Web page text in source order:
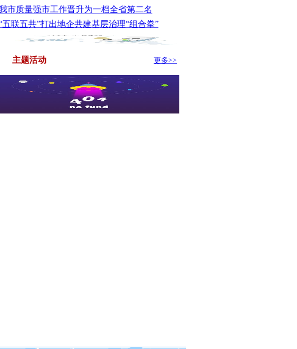
市质量强市工作晋升为一档全省第二名
五联五共”打出地企共建基层治理“组合拳”
主题活动 更多>>